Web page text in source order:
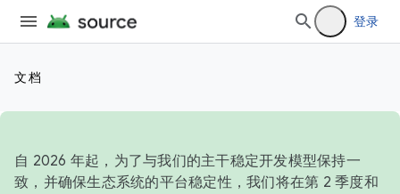
登录
文档
自 2026 年起，为了与我们的主干稳定开发模型保持一
致，并确保生态系统的平台稳定性，我们将在第 2 季度和